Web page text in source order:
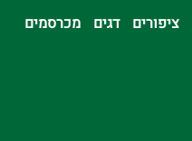
ציפורים דגים מכרסמים